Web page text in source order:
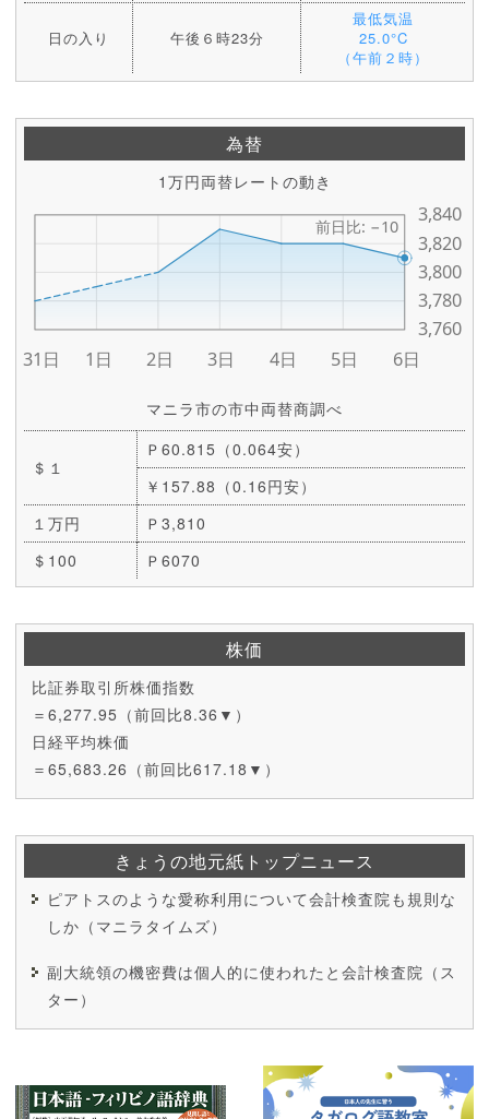
日の入り 午後６時23分
最低気温
25.0°C
（午前２時）
為替
1万円両替レートの動き
マニラ市の市中両替商調べ
＄１
Ｐ60.815（0.064安）
￥157.88（0.16円安）
１万円
Ｐ3,810
＄100
Ｐ6070
株価
比証券取引所株価指数
＝6,277.95（前回比8.36▼）
日経平均株価
＝65,683.26（前回比617.18▼）
きょうの地元紙トップニュース
ピアトスのような愛称利用について会計検査院も規則な
しか（マニラタイムズ）
副大統領の機密費は個人的に使われたと会計検査院（ス
ター）